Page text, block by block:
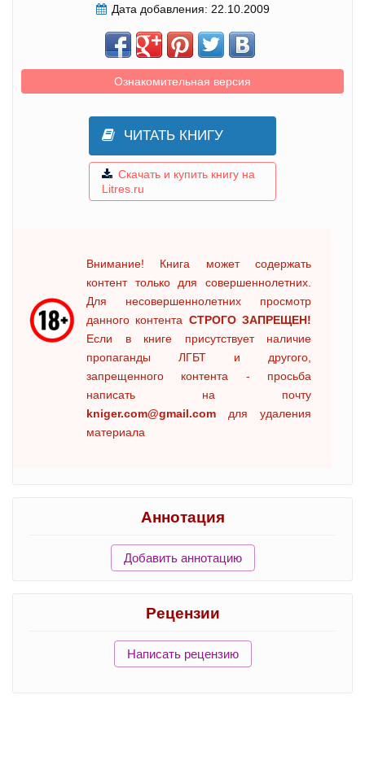
Дата добавления: 22.10.2009
Ознакомительная версия
ЧИТАТЬ КНИГУ
Скачать и купить книгу на
Litres.ru
Внимание! Книга может содержать
контент только для совершеннолетних.
Для несовершеннолетних просмотр
данного контента СТРОГО ЗАПРЕЩЕН!
Если в книге присутствует наличие
пропаганды ЛГБТ и другого,
запрещенного контента - просьба
написать на почту
kniger.com@gmail.com для удаления
материала
Аннотация
Добавить аннотацию
Рецензии
Написать рецензию